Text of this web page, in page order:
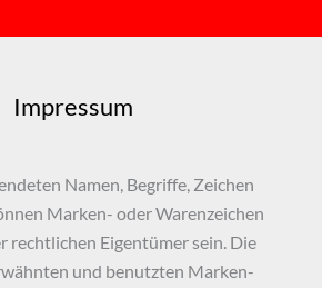
Impressum
Namen, Begriffe, Zeichen
Marken- oder Warenzeichen
rechtlichen Eigentümer sein. Die
und benutzten Marken-